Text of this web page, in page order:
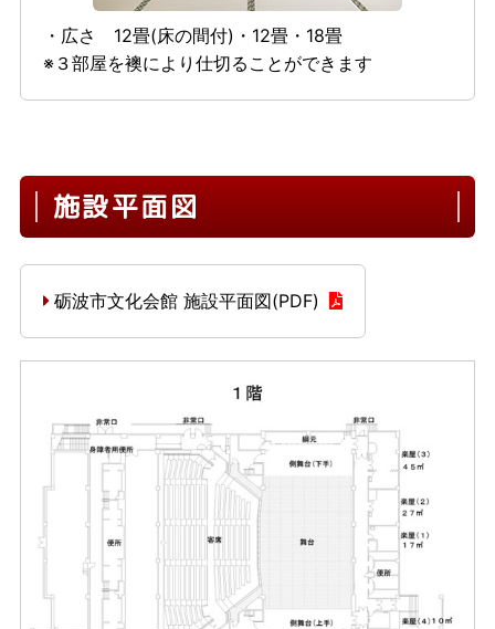
・広さ 12畳(床の間付)・12畳・18畳
※３部屋を襖により仕切ることができます
施設平面図
砺波市文化会館 施設平面図(PDF)